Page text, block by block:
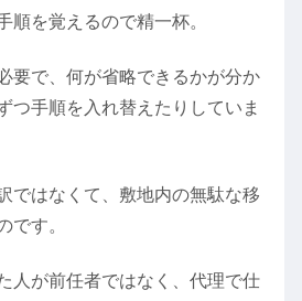
順を覚えるので精一杯。
要で、何が省略できるかが分か
つ手順を入れ替えたりしていま
ではなくて、敷地内の無駄な移
です。
人が前任者ではなく、代理で仕